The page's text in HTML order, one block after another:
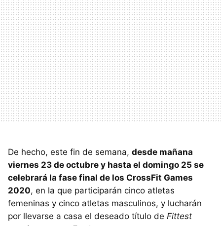
De hecho, este fin de semana, desde mañana
viernes 23 de octubre y hasta el domingo 25 se
celebrará la fase final de los CrossFit Games
2020, en la que participarán cinco atletas
femeninas y cinco atletas masculinos, y lucharán
por llevarse a casa el deseado título de Fittest